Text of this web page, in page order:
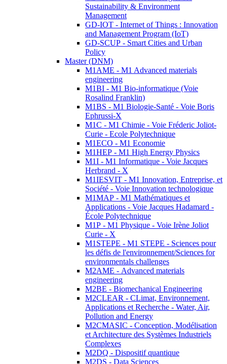
Sustainability & Environment
Management
GD-IOT - Internet of Things : Innovation
and Management Program (IoT)
GD-SCUP - Smart Cities and Urban
Policy
Master (DNM)
M1AME - M1 Advanced materials
engineering
M1BI - M1 Bio-informatique (Voie
Rosalind Franklin)
M1BS - M1 Biologie-Santé - Voie Boris
Ephrussi-X
M1C - M1 Chimie - Voie Fréderic Joliot-
Curie - Ecole Polytechnique
M1ECO - M1 Economie
M1HEP - M1 High Energy Physics
M1I - M1 Informatique - Voie Jacques
Herbrand - X
M1IESVIT - M1 Innovation, Entreprise, et
Société - Voie Innovation technologique
M1MAP - M1 Mathématiques et
Applications - Voie Jacques Hadamard -
École Polytechnique
M1P - M1 Physique - Voie Irène Joliot
Curie - X
M1STEPE - M1 STEPE - Sciences pour
les défis de l'environnement/Sciences for
environmentals challenges
M2AME - Advanced materials
engineering
M2BE - Biomechanical Engineering
M2CLEAR - CLimat, Environnement,
Applications et Recherche - Water, Air,
Pollution and Energy
M2CMASIC - Conception, Modélisation
et Architecture des Systèmes Industriels
Complexes
M2DQ - Dispositif quantique
M2DS - Data Sciences